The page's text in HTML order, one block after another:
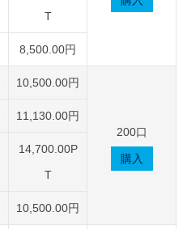
T
8,500.00円
10,500.00円
200口
購入
11,130.00円
14,700.00P
T
10,500.00円